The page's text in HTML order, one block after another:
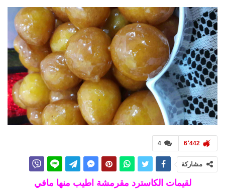
4 6٬442
مشاركة
لقيمات الكاسترد مقرمشة اطيب منها مافي